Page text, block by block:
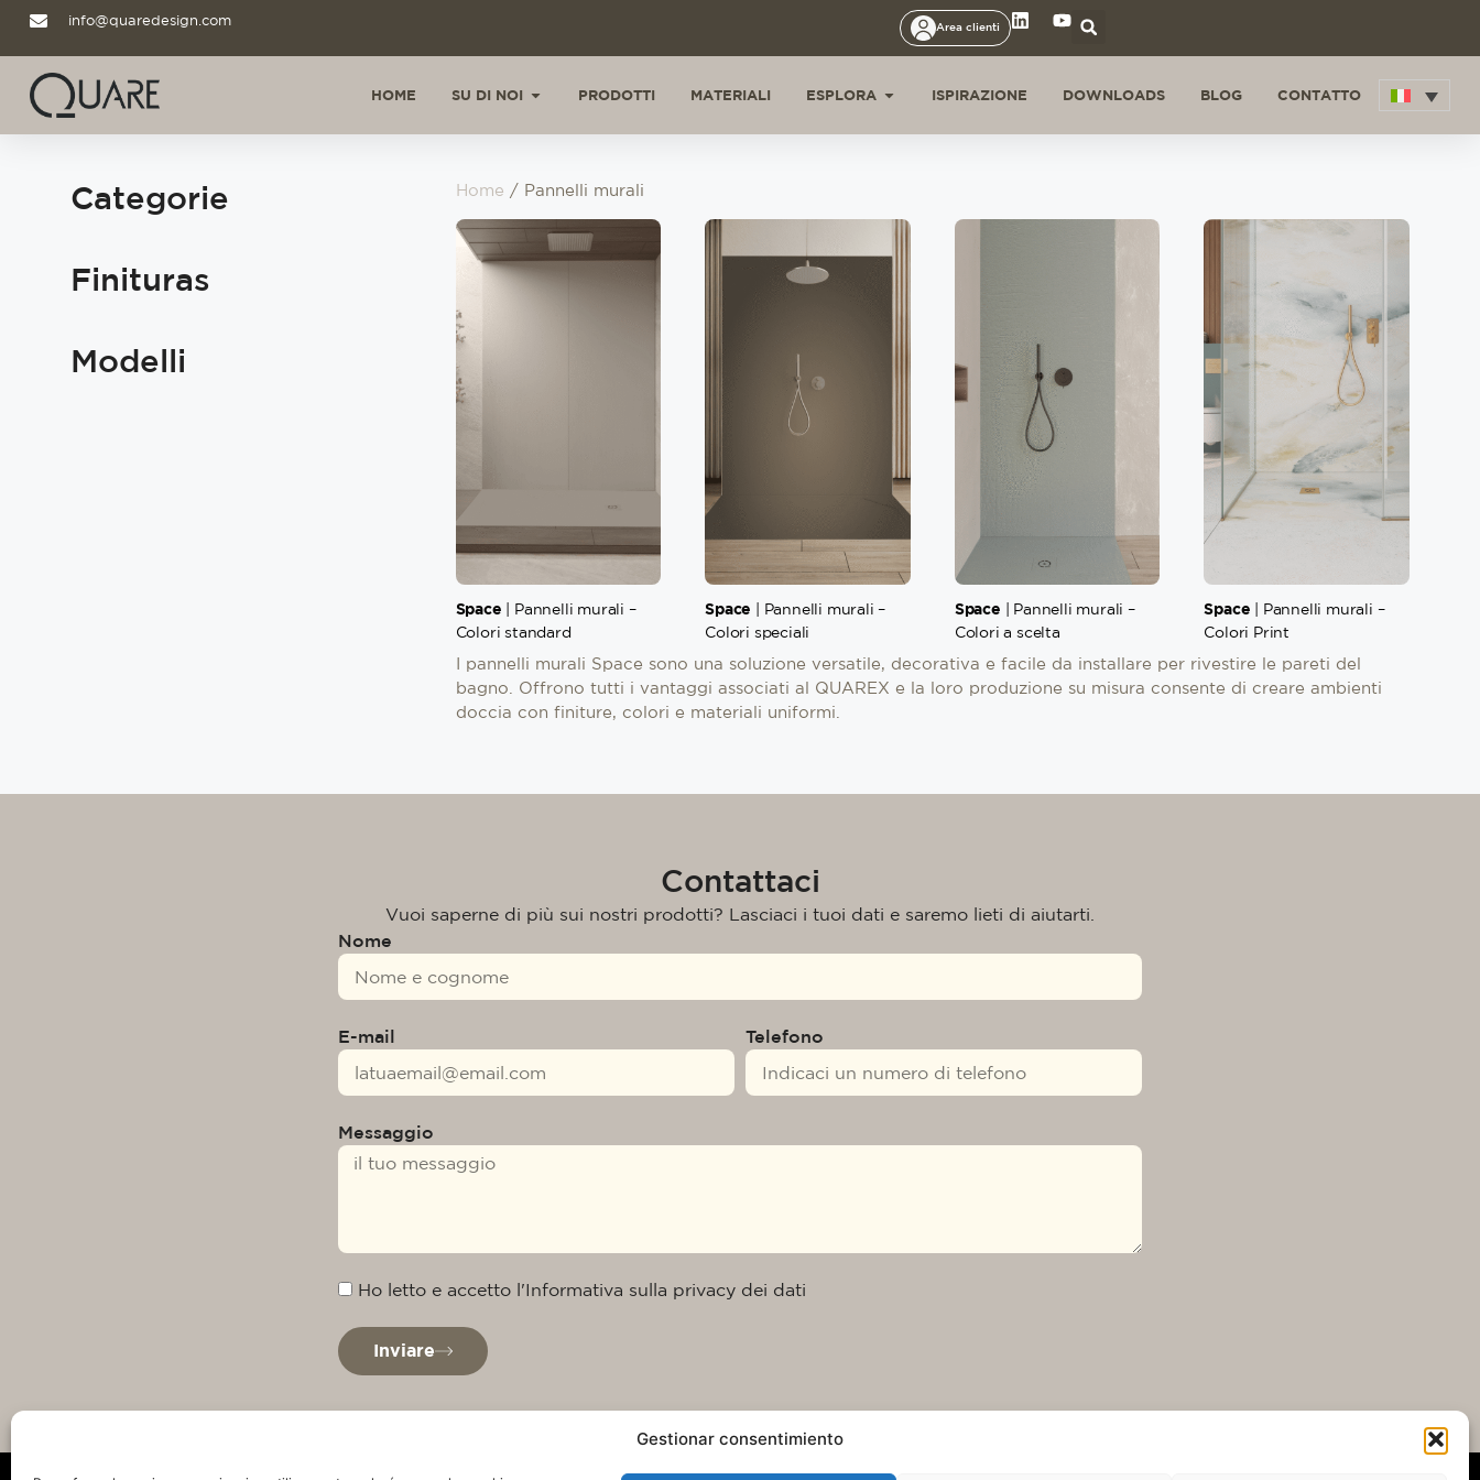
Gestionar consentimiento
info@quaredesign.com Area clienti
HOME SU DI NOI PRODOTTI MATERIALI ESPLORA ISPIRAZIONE DOWNLOADS BLOG CONTATTO
Categorie
Finituras
Modelli
Home / Pannelli murali
Space | Pannelli murali –
Colori standard
Space | Pannelli murali –
Colori speciali
Space | Pannelli murali –
Colori a scelta
Space | Pannelli murali –
Colori Print
I pannelli murali Space sono una soluzione versatile, decorativa e facile da installare per rivestire le pareti del
bagno. Offrono tutti i vantaggi associati al QUAREX e la loro produzione su misura consente di creare ambienti
doccia con finiture, colori e materiali uniformi.
Contattaci
Vuoi saperne di più sui nostri prodotti? Lasciaci i tuoi dati e saremo lieti di aiutarti.
Nome
E-mail Telefono
Messaggio
Ho letto e accetto l'Informativa sulla privacy dei dati
Inviare